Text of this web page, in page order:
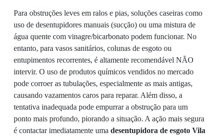
Para obstruções leves em ralos e pias, soluções caseiras como
uso de desentupidores manuais (sucção) ou uma mistura de
água quente com vinagre/bicarbonato podem funcionar. No
entanto, para vasos sanitários, colunas de esgoto ou
entupimentos recorrentes, é altamente recomendável NÃO
intervir. O uso de produtos químicos vendidos no mercado
pode corroer as tubulações, especialmente as mais antigas,
causando vazamentos caros para reparar. Além disso, a
tentativa inadequada pode empurrar a obstrução para um
ponto mais profundo, piorando a situação. A ação mais segura
é contactar imediatamente uma desentupidora de esgoto Vila